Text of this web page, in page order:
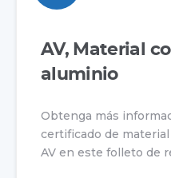
AV, Material
aluminio
Obtenga más
certificado de
AV en este folleto de